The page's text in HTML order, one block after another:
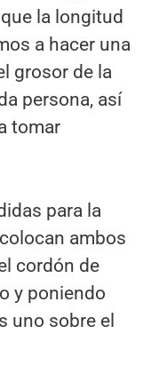
la longitud
a hacer una
grosor de la
persona, así
tomar
para la
ambos
cordón de
y poniendo
uno sobre el